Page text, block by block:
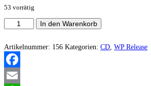
53 vorrätig
Diabállein
-
Wretched
Essence
Menge
In den Warenkorb
Artikelnummer: 156 Kategorien: CD, WP Release
Facebook